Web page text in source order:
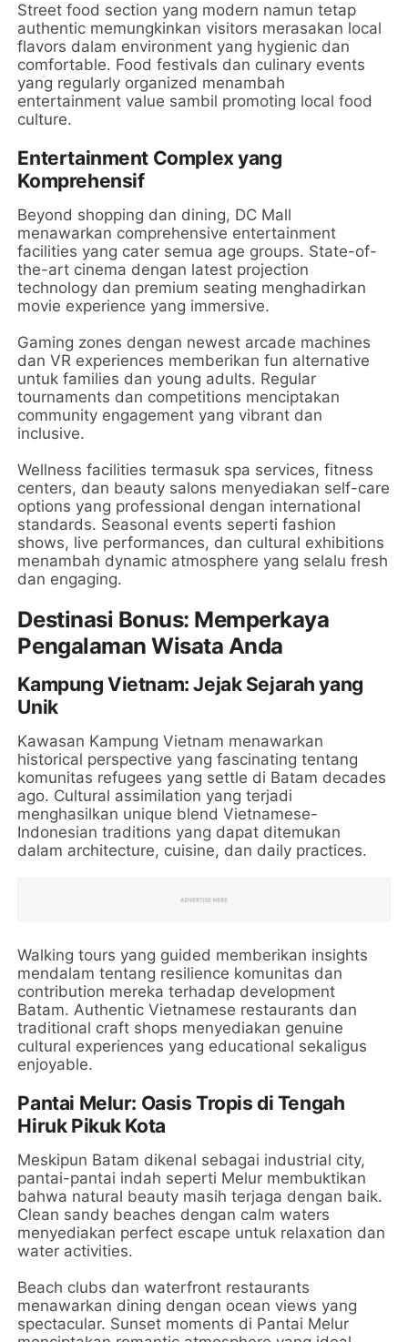
Street food section yang modern namun tetap
authentic memungkinkan visitors merasakan local
flavors dalam environment yang hygienic dan
comfortable. Food festivals dan culinary events
yang regularly organized menambah
entertainment value sambil promoting local food
culture.
Entertainment Complex yang
Komprehensif
Beyond shopping dan dining, DC Mall
menawarkan comprehensive entertainment
facilities yang cater semua age groups. State-of-
the-art cinema dengan latest projection
technology dan premium seating menghadirkan
movie experience yang immersive.
Gaming zones dengan newest arcade machines
dan VR experiences memberikan fun alternative
untuk families dan young adults. Regular
tournaments dan competitions menciptakan
community engagement yang vibrant dan
inclusive.
Wellness facilities termasuk spa services, fitness
centers, dan beauty salons menyediakan self-care
options yang professional dengan international
standards. Seasonal events seperti fashion
shows, live performances, dan cultural exhibitions
menambah dynamic atmosphere yang selalu fresh
dan engaging.
Destinasi Bonus: Memperkaya
Pengalaman Wisata Anda
Kampung Vietnam: Jejak Sejarah yang
Unik
Kawasan Kampung Vietnam menawarkan
historical perspective yang fascinating tentang
komunitas refugees yang settle di Batam decades
ago. Cultural assimilation yang terjadi
menghasilkan unique blend Vietnamese-
Indonesian traditions yang dapat ditemukan
dalam architecture, cuisine, dan daily practices.
Walking tours yang guided memberikan insights
mendalam tentang resilience komunitas dan
contribution mereka terhadap development
Batam. Authentic Vietnamese restaurants dan
traditional craft shops menyediakan genuine
cultural experiences yang educational sekaligus
enjoyable.
Pantai Melur: Oasis Tropis di Tengah
Hiruk Pikuk Kota
Meskipun Batam dikenal sebagai industrial city,
pantai-pantai indah seperti Melur membuktikan
bahwa natural beauty masih terjaga dengan baik.
Clean sandy beaches dengan calm waters
menyediakan perfect escape untuk relaxation dan
water activities.
Beach clubs dan waterfront restaurants
menawarkan dining dengan ocean views yang
spectacular. Sunset moments di Pantai Melur